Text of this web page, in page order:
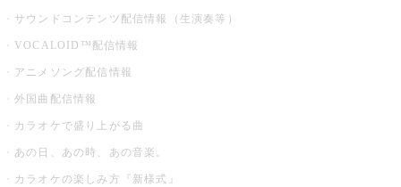
サウンドコンテンツ配信情報（生演奏等）
VOCALOID™配信情報
アニメソング配信情報
外国曲配信情報
カラオケで盛り上がる曲
あの日、あの時、あの音楽。
カラオケの楽しみ方『新様式』